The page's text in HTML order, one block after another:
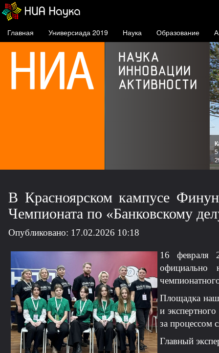
Главная Универсиада 2019 Наука Образование
5
В Красноярском кампусе
Чемпионата по «Банковскому
Опубликовано: 17.02.2026 10:18
16 февраля
официально
Площадка
и
за процессом
Главный